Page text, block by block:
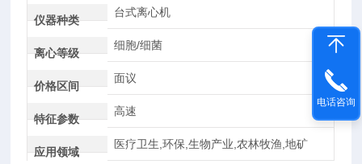
仪器种类
台式离心机
离心等级
细胞/细菌
价格区间
面议
特征参数
高速
应用领域
医疗卫生,环保,生物产业,农林牧渔,地矿
电话咨询